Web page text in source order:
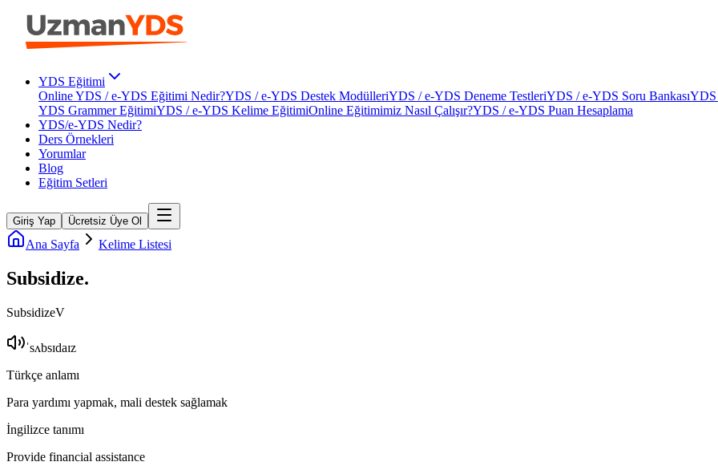
YDS Eğitimi
Online YDS / e-YDS Eğitimi Nedir?YDS / e-YDS Destek ModülleriYDS / e-YDS Deneme TestleriYDS / e-YDS Soru BankasıYDS
YDS Grammer EğitimiYDS / e-YDS Kelime EğitimiOnline Eğitimimiz Nasıl Çalışır?YDS / e-YDS Puan Hesaplama
YDS/e-YDS Nedir?
Ders Örnekleri
Yorumlar
Blog
Eğitim Setleri
Giriş Yap Ücretsiz Üye Ol
Ana Sayfa Kelime Listesi
Subsidize.
SubsidizeV
ˈsʌbsɪdaɪz
Türkçe anlamı
Para yardımı yapmak, mali destek sağlamak
İngilizce tanımı
Provide financial assistance